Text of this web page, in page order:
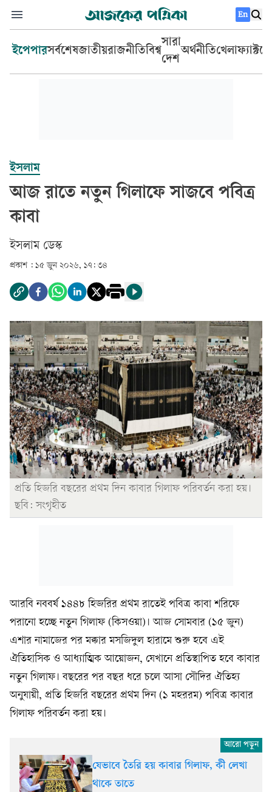
En
ইপেপারসর্বশেষজাতীয়রাজনীতিবিশ্ব
সারা
দেশ
অর্থনীতিখেলা
ইসলাম
আজ রাতে নতুন গিলাফে সাজবে পবিত্র
কাবা
ইসলাম ডেস্ক
প্রকাশ : ১৫ জুন ২০২৬, ১৭: ৩৪
প্রতি হিজরি বছরের প্রথম দিন কাবার গিলাফ পরিবর্তন করা হয়।
ছবি: সংগৃহীত
আরবি নববর্ষ ১৪৪৮ হিজরির প্রথম রাতেই পবিত্র কাবা শরিফে
পরানো হচ্ছে নতুন গিলাফ (কিসওয়া)। আজ সোমবার (১৫ জুন)
এশার নামাজের পর মক্কার মসজিদুল হারামে শুরু হবে এই
ঐতিহাসিক ও আধ্যাত্মিক আয়োজন, যেখানে প্রতিস্থাপিত হবে কাবার
নতুন গিলাফ। বছরের পর বছর ধরে চলে আসা সৌদির ঐতিহ্য
অনুযায়ী, প্রতি হিজরি বছরের প্রথম দিন (১ মহররম) পবিত্র কাবার
গিলাফ পরিবর্তন করা হয়।
যেভাবে তৈরি হয় কাবার গিলাফ, কী লেখা
থাকে তাতে